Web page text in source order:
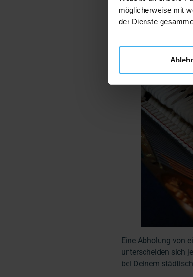
möglicherweise mit
der Dienste
Eine Abholung von
unterscheiden sich
bei Deinem